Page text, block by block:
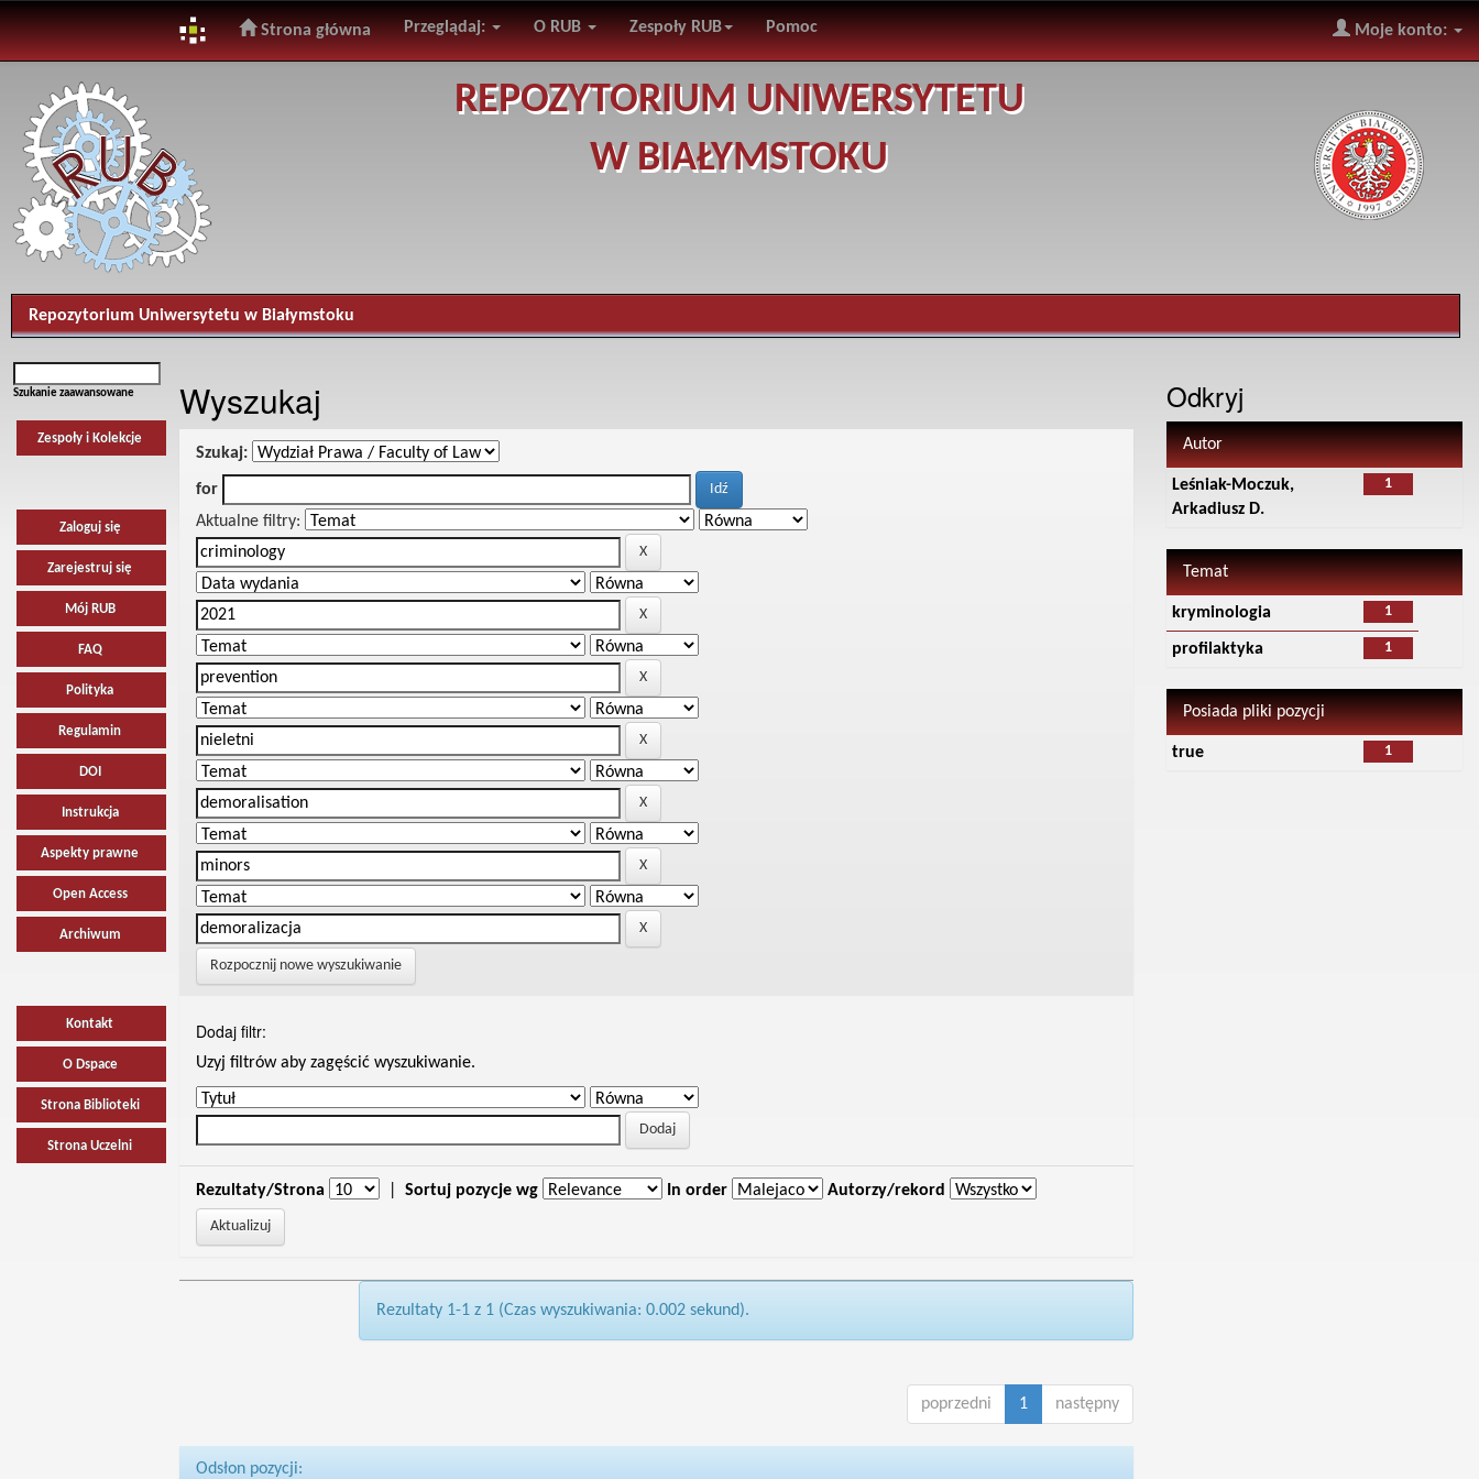
navigation
Strona główna Przeglądaj: O RUB Zespoły RUB Pomoc Moje konto:
REPOZYTORIUM UNIWERSYTETU
W BIAŁYMSTOKU
Repozytorium Uniwersytetu w Białymstoku
Szukanie zaawansowane
Zespoły i Kolekcje
Zaloguj się
Zarejestruj się
Mój RUB
FAQ
Polityka
Regulamin
DOI
Instrukcja
Aspekty prawne
Open Access
Archiwum
Kontakt
O Dspace
Strona Biblioteki
Strona Uczelni
Wyszukaj
Szukaj:
for
Aktualne filtry:
Rozpocznij nowe wyszukiwanie
Dodaj filtr:
Uzyj filtrów aby zagęścić wyszukiwanie.
Rezultaty/Strona Sortuj pozycje wg In order Autorzy/rekord
Rezultaty 1-1 z 1 (Czas wyszukiwania: 0.002 sekund).
poprzedni 1 następny
Odsłon pozycji:
Odkryj
Autor
1
Leśniak-Moczuk,
Arkadiusz D.
Temat
1
kryminologia
1
profilaktyka
Posiada pliki pozycji
1
true